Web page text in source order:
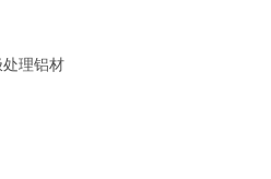
理铝材